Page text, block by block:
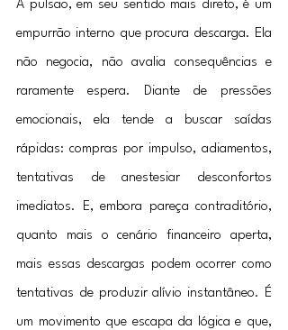
A pulsão, em seu sentido mais direto, é um
empurrão interno que procura descarga. Ela
não negocia, não avalia consequências e
raramente espera. Diante de pressões
emocionais, ela tende a buscar saídas
rápidas: compras por impulso, adiamentos,
tentativas de anestesiar desconfortos
imediatos. E, embora pareça contraditório,
quanto mais o cenário financeiro aperta,
mais essas descargas podem ocorrer como
tentativas de produzir alívio instantâneo. É
um movimento que escapa da lógica e que,